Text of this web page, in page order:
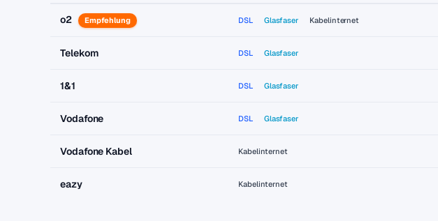
o2 Empfehlung DSL Glasfaser Kabelinternet
Telekom DSL Glasfaser
1&1 DSL Glasfaser
Vodafone DSL Glasfaser
Vodafone Kabel Kabelinternet
eazy Kabelinternet